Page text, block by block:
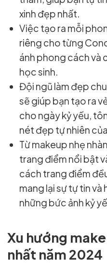
xinh đẹp nhất.
Việc tạo ra mỗi
riêng cho từng
ánh phong cách và
học sinh.
Đội ngũ làm đẹp
sẽ giúp bạn tạo ra
cho ngày kỷ yếu,
nét đẹp tự nhiên
Từ makeup nhẹ
trang điểm nổi bật
cách trang điểm
mang lại sự tự tin và
những bức ảnh kỷ
Xu hướng
nhất năm 2024